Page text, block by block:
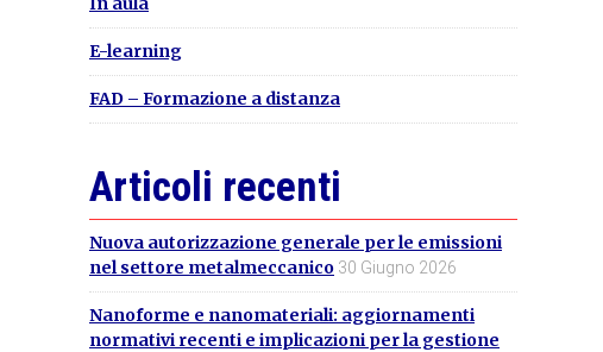
E-learning
FAD – Formazione a distanza
Articoli recenti
Nuova autorizzazione generale per le emissioni
nel settore metalmeccanico 30 Giugno 2026
Nanoforme e nanomateriali: aggiornamenti
normativi recenti e implicazioni per la gestione